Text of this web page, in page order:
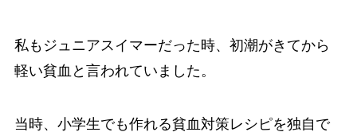
私もジュニアスイマーだった時、初潮がきてから
軽い貧血と言われていました。
当時、小学生でも作れる貧血対策レシピを独自で